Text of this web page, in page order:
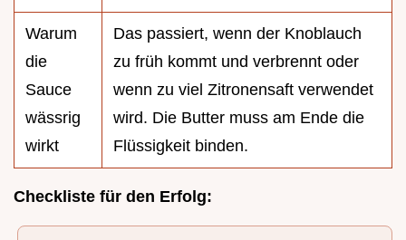
Warum
die
Sauce
wässrig
wirkt
Das passiert, wenn der Knoblauch
zu früh kommt und verbrennt oder
wenn zu viel Zitronensaft verwendet
wird. Die Butter muss am Ende die
Flüssigkeit binden.
Checkliste für den Erfolg: